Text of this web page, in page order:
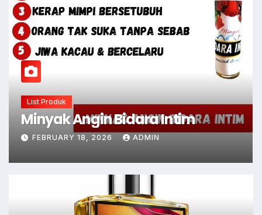
List Produk
Utrujah Perfume
FEBRUARY 18, 2026 ADMIN